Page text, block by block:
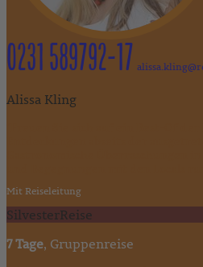
0231 589792-17
Alissa Kling
Mit Reiseleitung
SilvesterReise
7 Tage, Gruppenreise